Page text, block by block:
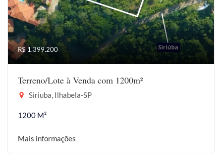
R$ 1.399.200
Terreno/Lote à Venda com 1200m²
Siriuba, Ilhabela-SP
1200 M²
Mais informações